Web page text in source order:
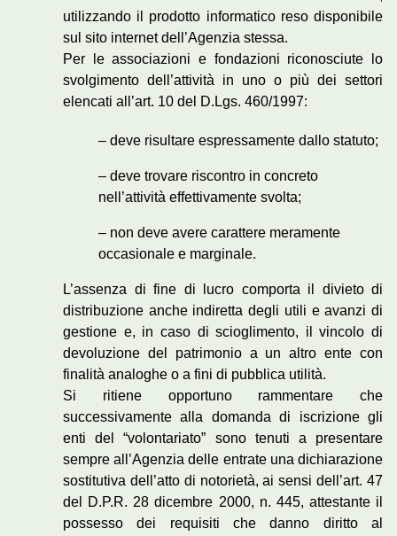
utilizzando il prodotto informatico reso disponibile
sul sito internet dell’Agenzia stessa.
Per le associazioni e fondazioni riconosciute lo
svolgimento dell’attività in uno o più dei settori
elencati all’art. 10 del D.Lgs. 460/1997:
– deve risultare espressamente dallo statuto;
– deve trovare riscontro in concreto
nell’attività effettivamente svolta;
– non deve avere carattere meramente
occasionale e marginale.
L’assenza di fine di lucro comporta il divieto di
distribuzione anche indiretta degli utili e avanzi di
gestione e, in caso di scioglimento, il vincolo di
devoluzione del patrimonio a un altro ente con
finalità analoghe o a fini di pubblica utilità.
Si ritiene opportuno rammentare che
successivamente alla domanda di iscrizione gli
enti del “volontariato” sono tenuti a presentare
sempre all’Agenzia delle entrate una dichiarazione
sostitutiva dell’atto di notorietà, ai sensi dell’art. 47
del D.P.R. 28 dicembre 2000, n. 445, attestante il
possesso dei requisiti che danno diritto al